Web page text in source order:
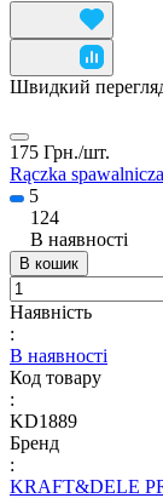
Швидкий
175 Грн./шт.
Rączka
5
124
В наявності
В кошик
Наявність
:
В наявності
Код товару
:
KD1889
Бренд
:
KRAFT&DELE